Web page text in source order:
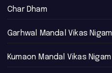
Char Dham
Garhwal Mandal Vikas Nigam
Kumaon Mandal Vikas Nigam